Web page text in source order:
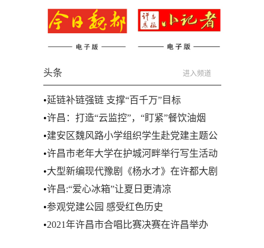
头条 进入频道
•延链补链强链 支撑“百千万”目标
•许昌：打造“云监控”，“盯紧”餐饮油烟
•建安区魏风路小学组织学生赴党建主题公
园参观
•许昌市老年大学在护城河畔举行写生活动
•大型新编现代豫剧《杨水才》在许都大剧
院举行
•许昌:“爱心冰箱”让夏日更清凉
•参观党建公园 感受红色历史
•2021年许昌市合唱比赛决赛在许昌举办